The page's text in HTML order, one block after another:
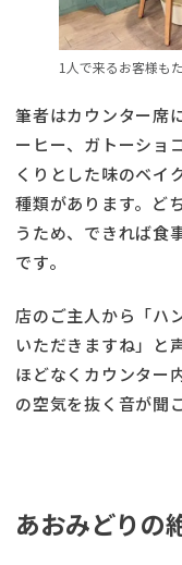
1人で来るお客様も
筆者はカウンター席
ーヒー、ガトーショ
くりとした味のベイ
種類があります。ど
うため、できれば食
です。
店のご主人から「ハ
いただきますね」と
ほどなくカウンター
の空気を抜く音が聞
あおみどりの